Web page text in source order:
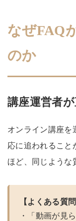
なぜFAQ
のか
講座運営者
オンライン講座を
応に追われること
ほど、同じような
【よくある質
・「動画が見